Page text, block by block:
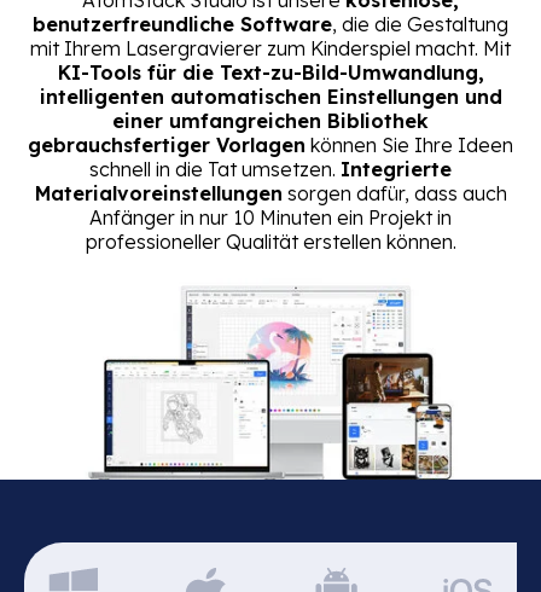
benutzerfreundliche Software, die die Gestaltung
mit Ihrem Lasergravierer zum Kinderspiel macht. Mit
KI-Tools für die Text-zu-Bild-Umwandlung,
intelligenten automatischen Einstellungen und
einer umfangreichen Bibliothek
gebrauchsfertiger Vorlagen können Sie Ihre Ideen
schnell in die Tat umsetzen. Integrierte
Materialvoreinstellungen sorgen dafür, dass auch
Anfänger in nur 10 Minuten ein Projekt in
professioneller Qualität erstellen können.